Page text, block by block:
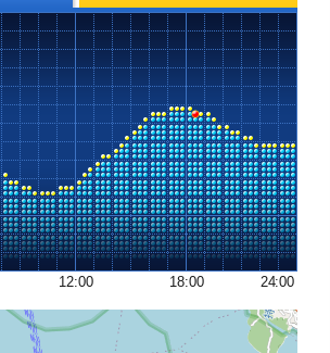
12:00 18:00 24:00